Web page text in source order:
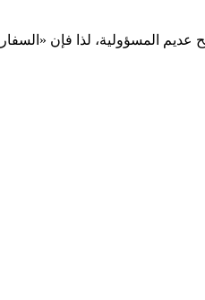
المسؤولية، لذا فإن